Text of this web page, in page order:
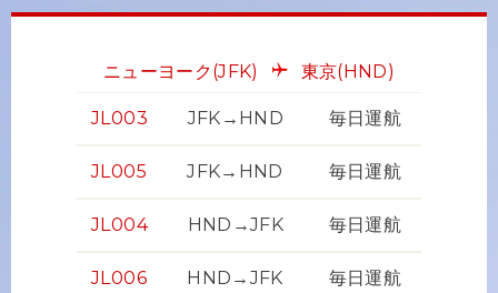
ニューヨーク(JFK) 東京(HND)
JL003 JFK→HND 毎日運航
JL005 JFK→HND 毎日運航
JL004 HND→JFK 毎日運航
JL006 HND→JFK 毎日運航